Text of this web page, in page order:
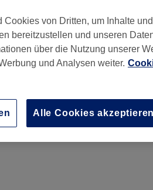
von Dritten, um Inhalte
bereitzustellen und unseren
über die Nutzung unserer
und Analysen weiter.
Alle Cookies